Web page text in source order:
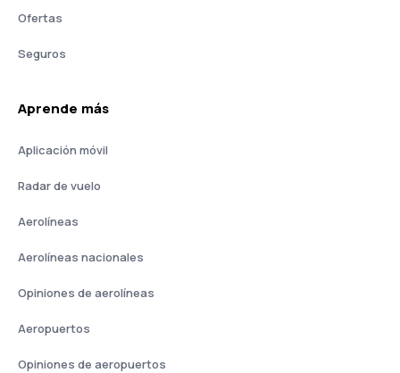
Ofertas
Seguros
Aprende más
Aplicación móvil
Radar de vuelo
Aerolíneas
Aerolíneas nacionales
Opiniones de aerolíneas
Aeropuertos
Opiniones de aeropuertos